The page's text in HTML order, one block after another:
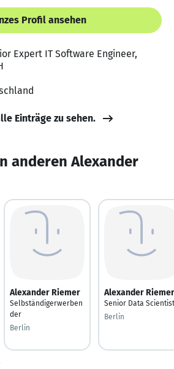
Profil ansehen
Expert IT Software Engineer,
Einträge zu sehen.
anderen Alexander
Alexander Riemer
Selbständigerwerben
der
Berlin
Alexander Riemer
Senior Data Scientist
Berlin